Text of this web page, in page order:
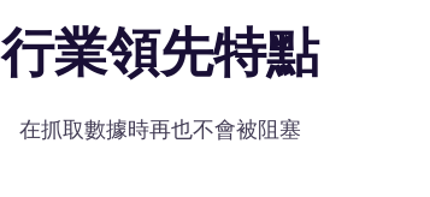
行業領先特點
在抓取數據時再也不會被阻塞